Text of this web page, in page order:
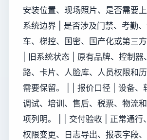
安装位置、现场照片、是否需要
系统边界 | 是否涉及门禁、考勤
车、梯控、国密、国产化或第三方
| 旧系统状态 | 原有品牌、控制器
路、卡片、人脸库、人员权限和
需要保留。 | | 报价口径 | 设备、
调试、培训、售后、税票、物流
项列明。 | | 交付验收 | 正常通行
权限变更、日志导出、报表字段